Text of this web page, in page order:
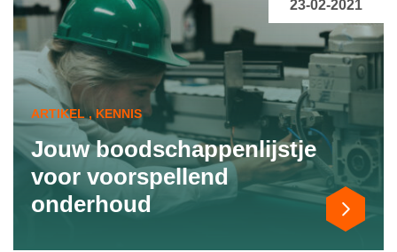
ARTIKEL , KENNIS
Jouw boodschappenlijstje
voor voorspellend
onderhoud
23-02-2021